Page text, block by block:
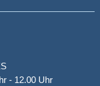
- 12.00 Uhr